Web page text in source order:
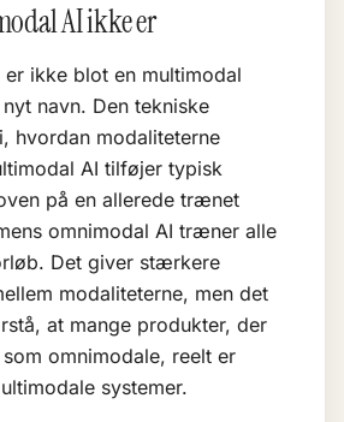
AI ikke er
er ikke blot en multimodal
navn. Den tekniske
hvordan modaliteterne
AI tilføjer typisk
på en allerede trænet
omnimodal AI træner alle
Det giver stærkere
modaliteterne, men det
at mange produkter, der
omnimodale, reelt er
systemer.